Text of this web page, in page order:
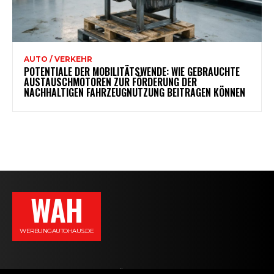
AUTO / VERKEHR
POTENTIALE DER MOBILITÄTSWENDE: WIE GEBRAUCHTE
AUSTAUSCHMOTOREN ZUR FÖRDERUNG DER
NACHHALTIGEN FAHRZEUGNUTZUNG BEITRAGEN KÖNNEN
WAH
WERBUNGAUTOHAUS.DE
AGB DATENSCHUTZERKLÄRUNG